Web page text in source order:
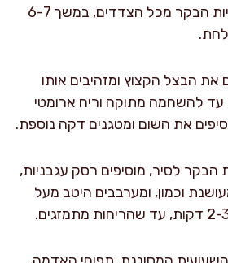
ומשחימים את קוביות הבקר מכל הצדדים, במשך 6-7
את הבצל הקצוץ ומזהיבים אותו
10 דקות, עד להשחמה מתוקה וריח ארומטי
את השום ומטגנים דקה נוספת.
הבקר לסיר, מוסיפים רסק עגבניות,
וכמון, ומערבבים היטב מעל